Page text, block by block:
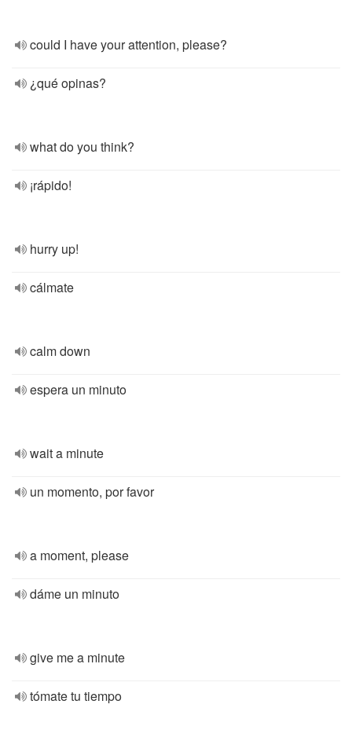
could I have your attention, please?
¿qué opinas?
what do you think?
¡rápido!
hurry up!
cálmate
calm down
espera un minuto
wait a minute
un momento, por favor
a moment, please
dáme un minuto
give me a minute
tómate tu tiempo